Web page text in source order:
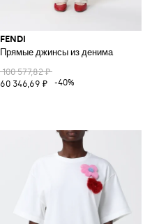
FENDI
Прямые джинсы из денима
100 577,82 ₽
60 346,69 ₽
-40%